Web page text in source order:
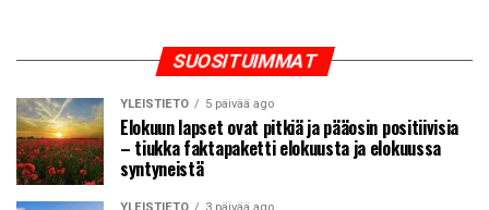
SUOSITUIMMAT
YLEISTIETO 5 päivää ago
Elokuun lapset ovat pitkiä ja pääosin positiivisia
– tiukka faktapaketti elokuusta ja elokuussa
syntyneistä
YLEISTIETO 3 päivää ago